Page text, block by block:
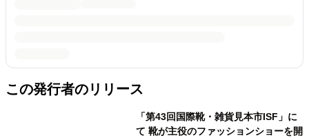
この発行者のリリース
「第43回国際靴・雑貨見本市ISF」に
て 靴が主役のファッションショーを開